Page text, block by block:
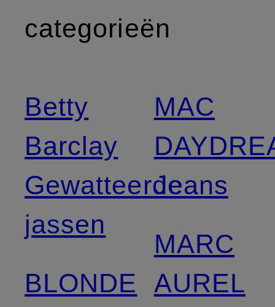
categorieën
Betty
Barclay
Gewatteerde
jassen
BLONDE
MAC
Jeans
MARC
AUREL